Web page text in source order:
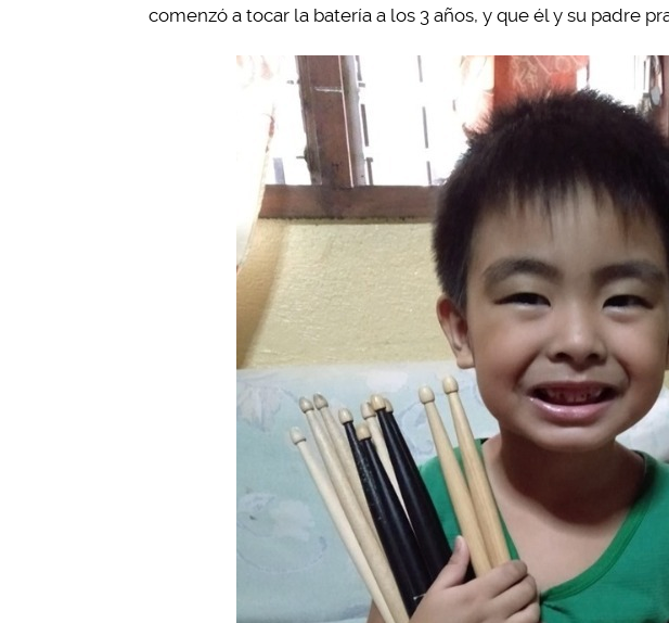
comenzó a tocar la batería a los 3 años, y que él y su padre